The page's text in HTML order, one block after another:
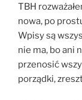
TBH
nowa, po
Wpisy są
nie ma, bo ani
przenosić
porządki,